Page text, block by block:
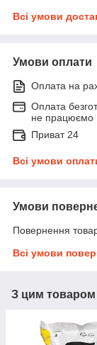
Всі умови
Умови оплати
Оплата на
Оплата
не працюємо
Приват 24
Всі умови
Умови
Повернення
Всі умови
З цим